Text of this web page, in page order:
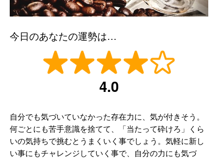
今日のあなたの運勢は…
4.0
自分でも気づいていなかった存在力に、気が付きそう。
何ごとにも苦手意識を捨てて、「当たって砕けろ」くら
いの気持ちで挑むとうまくいく事でしょう。気軽に新し
い事にもチャレンジしていく事で、自分の力にも気づ